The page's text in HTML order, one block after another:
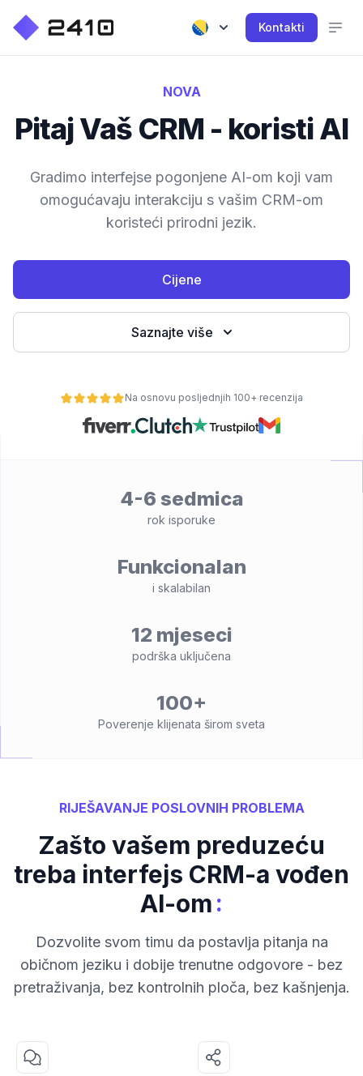
Kontakti
NOVA
Pitaj Vaš CRM - koristi AI
Gradimo interfejse pogonjene AI-om koji vam
omogućavaju interakciju s vašim CRM-om
koristeći prirodni jezik.
Cijene
Saznajte više
Na osnovu posljednjih 100+ recenzija
4-6 sedmica
rok isporuke
Funkcionalan
i skalabilan
12 mjeseci
podrška uključena
100+
Poverenje klijenata širom sveta
RIJEŠAVANJE POSLOVNIH PROBLEMA
Zašto vašem preduzeću
treba interfejs CRM-a vođen
AI-om:
Dozvolite svom timu da postavlja pitanja na
običnom jeziku i dobije trenutne odgovore - bez
pretraživanja, bez kontrolnih ploča, bez kašnjenja.